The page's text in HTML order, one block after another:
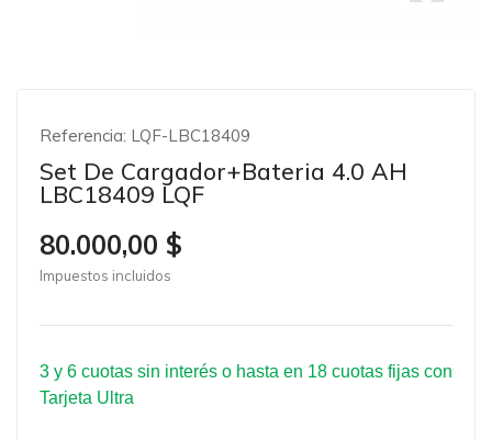
Referencia: LQF-LBC18409
Set De Cargador+bateria 4.0 AH
LBC18409 LQF
80.000,00 $
Impuestos incluidos
3 y 6 cuotas sin interés o hasta en 18 cuotas fijas con
Tarjeta Ultra